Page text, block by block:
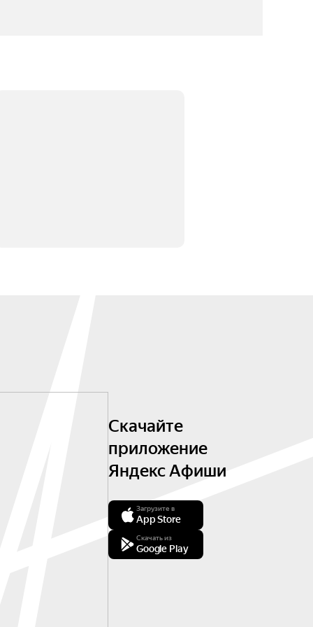
Скачайте
приложение
Яндекс Афиши
Загрузите в
App Store
Скачать из
Google Play